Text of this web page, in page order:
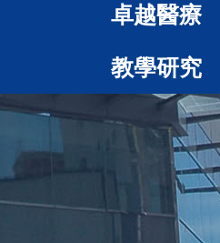
卓越醫療
教學研究